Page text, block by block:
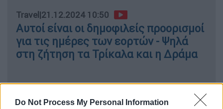
Do Not Process My Personal Information
Travel |21.12.2024 10:50
Αυτοί είναι οι δημοφιλείς προορισμοί
για τις ημέρες των εορτών - Ψηλά
στη ζήτηση τα Τρίκαλα και η Δράμα
Πέρα από τις καθιερωμένες διαδρομές στα